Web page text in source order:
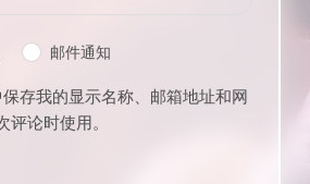
邮件通知
存我的显示名称、邮箱地址和网
评论时使用。